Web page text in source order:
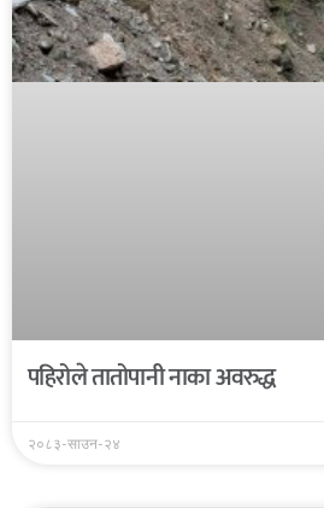
पहिरोले तातोपानी नाका अवरुद्ध
२०८३-साउन-२४